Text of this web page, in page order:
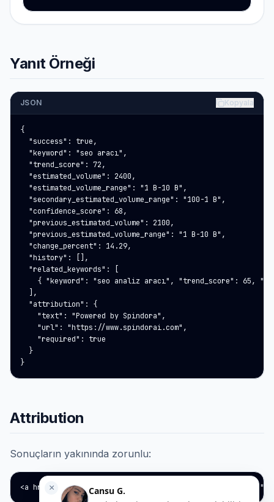
Yanıt Örneği
JSON Kopyala
{
  "success": true,
  "keyword": "seo aracı",
  "trend_score": 72,
  "estimated_volume": 2400,
  "estimated_volume_range": "1 B-10 B",
  "secondary_estimated_volume_range": "100-1 B",
  "confidence_score": 68,
  "previous_estimated_volume": 2100,
  "previous_estimated_volume_range": "1 B-10 B",
  "change_percent": 14.29,
  "history": [],
  "related_keywords": [
{ "keyword": "seo analiz aracı", "trend_score": 65,
  ],
  "attribution": {
    "text": "Powered by Spindora",
    "url": "https://www.spindorai.com",
    "required": true
  }
}
Attribution
Sonuçların yakınında zorunlu:
<a href="https://www.spindorai.com" target="_blank"